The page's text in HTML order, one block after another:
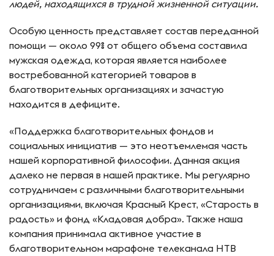
людей, находящихся в трудной жизненной ситуации.
Особую ценность представляет состав переданной
помощи — около 99% от общего объема составила
мужская одежда, которая является наиболее
востребованной категорией товаров в
благотворительных организациях и зачастую
находится в дефиците.
«Поддержка благотворительных фондов и
социальных инициатив — это неотъемлемая часть
нашей корпоративной философии. Данная акция
далеко не первая в нашей практике. Мы регулярно
сотрудничаем с различными благотворительными
организациями, включая Красный Крест, «Старость в
радость» и фонд «Кладовая добра». Также наша
компания принимала активное участие в
благотворительном марафоне телеканала НТВ